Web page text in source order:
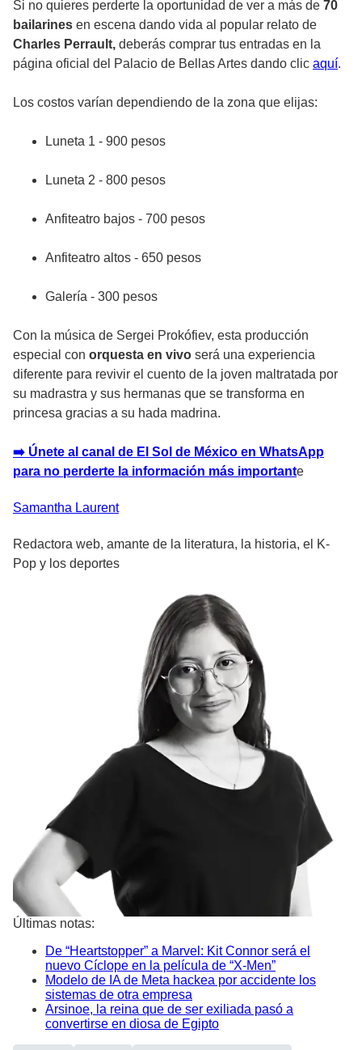
Si no quieres perderte la oportunidad de ver a más de 70
bailarines en escena dando vida al popular relato de
Charles Perrault, deberás comprar tus entradas en la
página oficial del Palacio de Bellas Artes dando clic aquí.
Los costos varían dependiendo de la zona que elijas:
Luneta 1 - 900 pesos
Luneta 2 - 800 pesos
Anfiteatro bajos - 700 pesos
Anfiteatro altos - 650 pesos
Galería - 300 pesos
Con la música de Sergei Prokófiev, esta producción
especial con orquesta en vivo será una experiencia
diferente para revivir el cuento de la joven maltratada por
su madrastra y sus hermanas que se transforma en
princesa gracias a su hada madrina.
➡️ Únete al canal de El Sol de México en WhatsApp
para no perderte la información más importante
Samantha Laurent
Redactora web, amante de la literatura, la historia, el K-
Pop y los deportes
Últimas notas:
De “Heartstopper” a Marvel: Kit Connor será el
nuevo Cíclope en la película de “X-Men”
Modelo de IA de Meta hackea por accidente los
sistemas de otra empresa
Arsinoe, la reina que de ser exiliada pasó a
convertirse en diosa de Egipto